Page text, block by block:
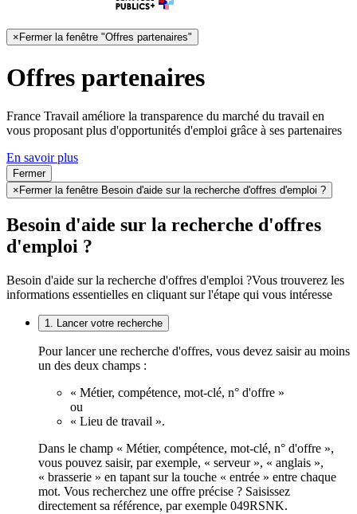
× Fermer la fenêtre "Offres partenaires"
Offres partenaires
France Travail améliore la transparence du marché du travail en
vous proposant plus d'opportunités d'emploi grâce à ses partenaires
En savoir plus
Fermer
× Fermer la fenêtre Besoin d'aide sur la recherche d'offres d'emploi ?
Besoin d'aide sur la recherche d'offres
d'emploi ?
Besoin d'aide sur la recherche d'offres d'emploi ?Vous trouverez les
informations essentielles en cliquant sur l'étape qui vous intéresse
1. Lancer votre recherche
Pour lancer une recherche d'offres, vous devez saisir au moins
un des deux champs :
« Métier, compétence, mot-clé, n° d'offre »
ou
« Lieu de travail ».
Dans le champ « Métier, compétence, mot-clé, n° d'offre »,
vous pouvez saisir, par exemple, « serveur », « anglais »,
« brasserie » en tapant sur la touche « entrée » entre chaque
mot. Vous recherchez une offre précise ? Saisissez
directement sa référence, par exemple 049RSNK.